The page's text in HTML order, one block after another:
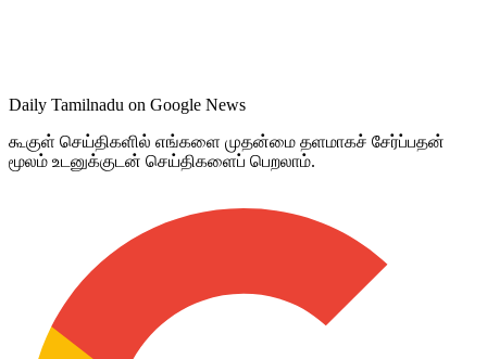
Daily Tamilnadu on Google News
கூகுள் செய்திகளில் எங்களை முதன்மை தளமாகச் சேர்ப்பதன்
மூலம் உடனுக்குடன் செய்திகளைப் பெறலாம்.